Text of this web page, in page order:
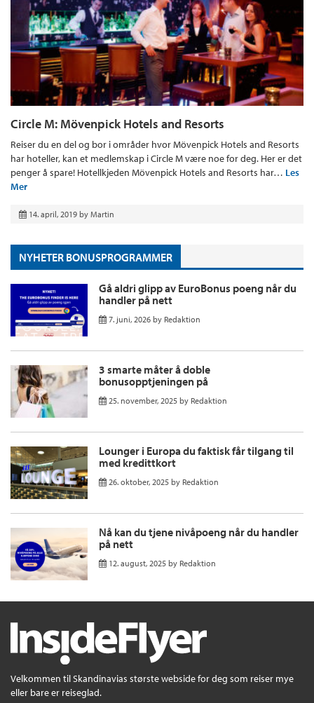
Circle M: Mövenpick Hotels and Resorts
Reiser du en del og bor i områder hvor Mövenpick Hotels and Resorts
har hoteller, kan et medlemskap i Circle M være noe for deg. Her er det
penger å spare! Hotellkjeden Mövenpick Hotels and Resorts har… Les
Mer
14. april, 2019 by Martin
NYHETER BONUSPROGRAMMER
Gå aldri glipp av EuroBonus poeng når du
handler på nett
7. juni, 2026 by Redaktion
3 smarte måter å doble
bonusopptjeningen på
25. november, 2025 by Redaktion
Lounger i Europa du faktisk får tilgang til
med kredittkort
26. oktober, 2025 by Redaktion
Nå kan du tjene nivåpoeng når du handler
på nett
12. august, 2025 by Redaktion
Velkommen til Skandinavias største webside for deg som reiser mye
eller bare er reiseglad.